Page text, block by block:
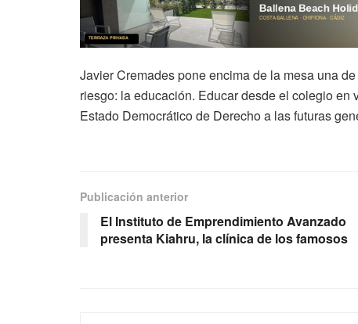
Javier Cremades pone encima de la mesa una
riesgo: la educación. Educar desde el colegio
Estado Democrático de Derecho a las futuras
Publicación anterior
El Instituto de Emprendimiento Avanzado
presenta Kiahru, la clínica de los famosos